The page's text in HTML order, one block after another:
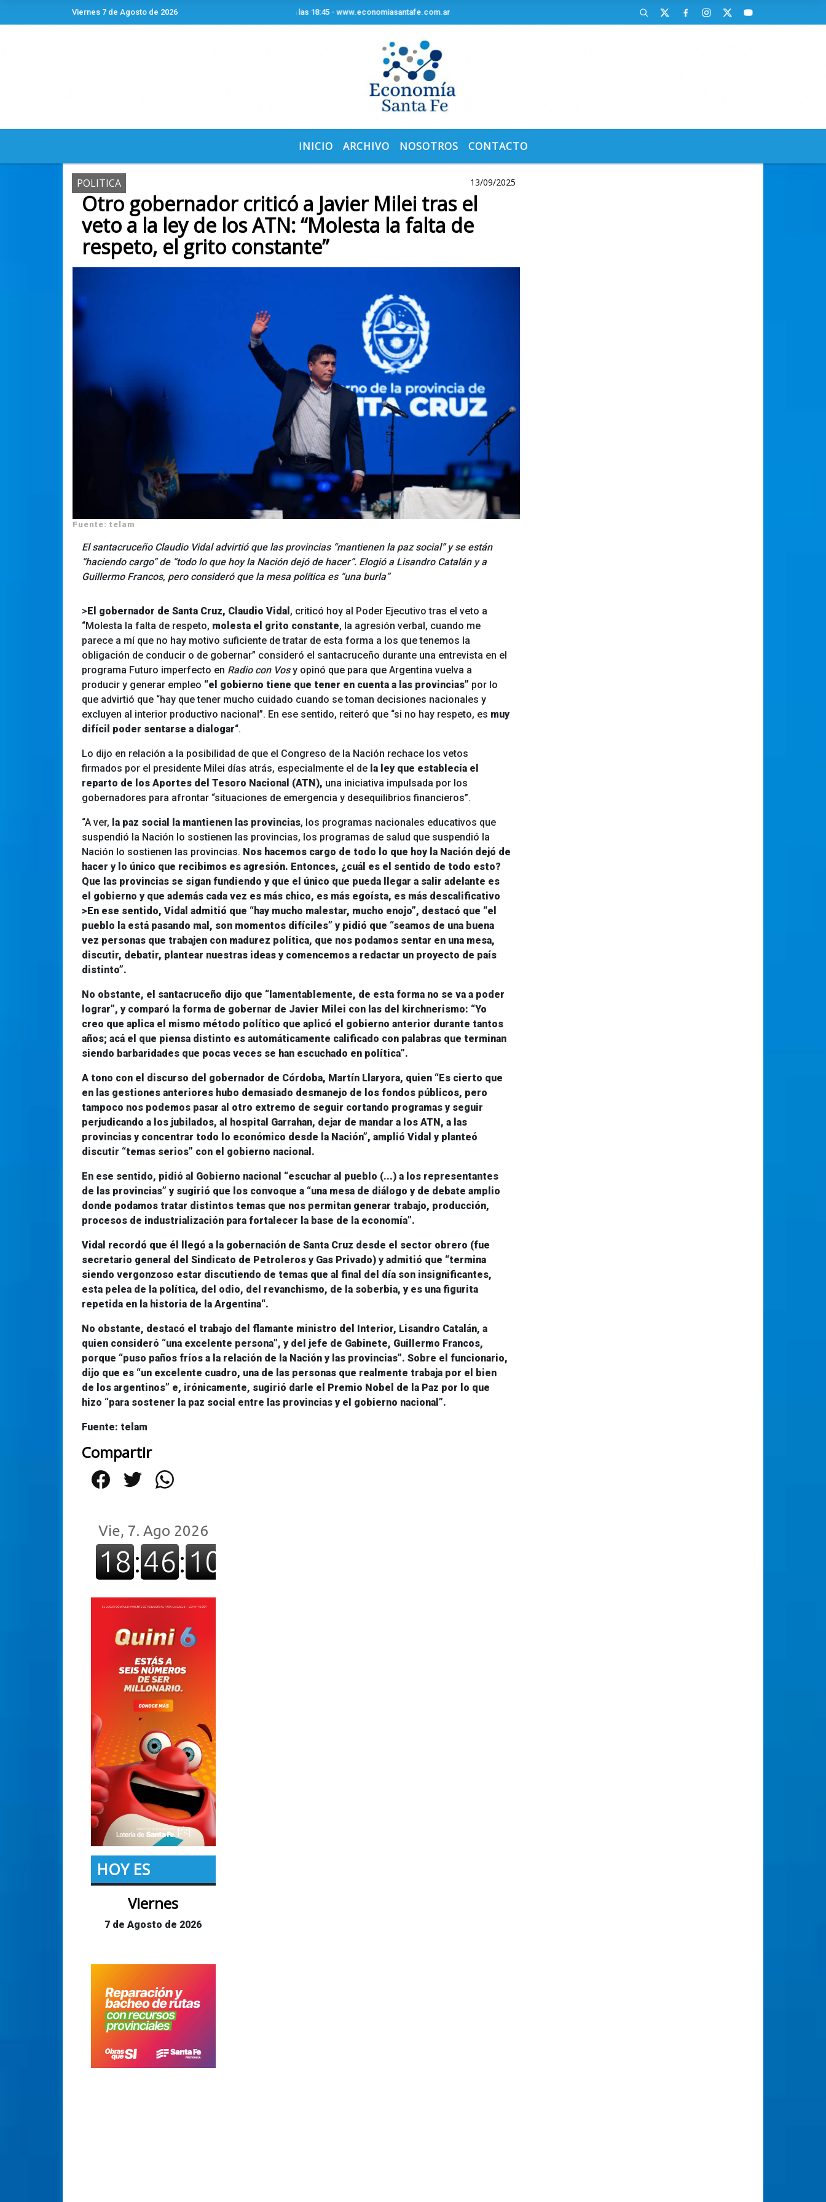
Viernes 7 de Agosto de 2026
Hoy es Viernes 7 de Agosto de 2026 y son las 18:45 - www.economiasantafe.com.ar
INICIO ARCHIVO NOSOTROS CONTACTO
POLITICA 13/09/2025
Otro gobernador criticó a Javier Milei tras el
veto a la ley de los ATN: “Molesta la falta de
respeto, el grito constante”
Fuente: telam
El santacruceño Claudio Vidal advirtió que las provincias “mantienen la paz social” y se están
“haciendo cargo” de “todo lo que hoy la Nación dejó de hacer”. Elogió a Lisandro Catalán y a
Guillermo Francos, pero consideró que la mesa política es “una burla”
>El gobernador de Santa Cruz, Claudio Vidal , criticó hoy al Poder Ejecutivo tras el veto a
“Molesta la falta de respeto, molesta el grito constante, la agresión verbal, cuando me
parece a mí que no hay motivo suficiente de tratar de esta forma a los que tenemos la
obligación de conducir o de gobernar” consideró el santacruceño durante una entrevista en el
programa Futuro imperfecto en Radio con Vosy opinó que para que Argentina vuelva a
producir y generar empleo “el gobierno tiene que tener en cuenta a las provincias” por lo
que advirtió que “hay que tener mucho cuidado cuando se toman decisiones nacionales y
excluyen al interior productivo nacional”. En ese sentido, reiteró que “si no hay respeto, es muy
difícil poder sentarse a dialogar“.
Lo dijo en relación a la posibilidad de que el Congreso de la Nación rechace los vetos
firmados por el presidente Milei días atrás, especialmente el de la ley que establecía el
reparto de los Aportes del Tesoro Nacional (ATN), una iniciativa impulsada por los
gobernadores para afrontar “situaciones de emergencia y desequilibrios financieros”.
“A ver, la paz social la mantienen las provincias, los programas nacionales educativos que
suspendió la Nación lo sostienen las provincias, los programas de salud que suspendió la
Nación lo sostienen las provincias. Nos hacemos cargo de todo lo que hoy la Nación dejó de
hacer y lo único que recibimos es agresión. Entonces, ¿cuál es el sentido de todo esto?
Que las provincias se sigan fundiendo y que el único que pueda llegar a salir adelante es
el gobierno y que además cada vez es más chico, es más egoísta, es más descalificativo
>En ese sentido, Vidal admitió que “hay mucho malestar, mucho enojo”, destacó que “el
pueblo la está pasando mal, son momentos difíciles” y pidió que “seamos de una buena
vez personas que trabajen con madurez política, que nos podamos sentar en una mesa,
discutir, debatir, plantear nuestras ideas y comencemos a redactar un proyecto de país
distinto”.
No obstante, el santacruceño dijo que “lamentablemente, de esta forma no se va a poder
lograr”, y comparó la forma de gobernar de Javier Milei con las del kirchnerismo: “Yo
creo que aplica el mismo método político que aplicó el gobierno anterior durante tantos
años; acá el que piensa distinto es automáticamente calificado con palabras que terminan
siendo barbaridades que pocas veces se han escuchado en política”.
A tono con el discurso del gobernador de Córdoba, Martín Llaryora, quien “Es cierto que
en las gestiones anteriores hubo demasiado desmanejo de los fondos públicos, pero
tampoco nos podemos pasar al otro extremo de seguir cortando programas y seguir
perjudicando a los jubilados, al hospital Garrahan, dejar de mandar a los ATN, a las
provincias y concentrar todo lo económico desde la Nación”, amplió Vidal y planteó
discutir “temas serios” con el gobierno nacional.
En ese sentido, pidió al Gobierno nacional “escuchar al pueblo (...) a los representantes
de las provincias” y sugirió que los convoque a “una mesa de diálogo y de debate amplio
donde podamos tratar distintos temas que nos permitan generar trabajo, producción,
procesos de industrialización para fortalecer la base de la economía”.
Vidal recordó que él llegó a la gobernación de Santa Cruz desde el sector obrero (fue
secretario general del Sindicato de Petroleros y Gas Privado) y admitió que “termina
siendo vergonzoso estar discutiendo de temas que al final del día son insignificantes,
esta pelea de la política, del odio, del revanchismo, de la soberbia, y es una figurita
repetida en la historia de la Argentina“.
No obstante, destacó el trabajo del flamante ministro del Interior, Lisandro Catalán, a
quien consideró “una excelente persona”, y del jefe de Gabinete, Guillermo Francos,
porque “puso paños fríos a la relación de la Nación y las provincias”. Sobre el funcionario,
dijo que es “un excelente cuadro, una de las personas que realmente trabaja por el bien
de los argentinos” e, irónicamente, sugirió darle el Premio Nobel de la Paz por lo que
hizo “para sostener la paz social entre las provincias y el gobierno nacional”.
Fuente: telam
Compartir
FacebookTwitterWhatsApp
HOY ES
Viernes
7 de Agosto de 2026